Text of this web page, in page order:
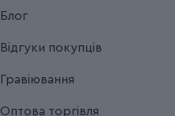
Блог
Відгуки покупців
Гравіювання
Оптова торгівля